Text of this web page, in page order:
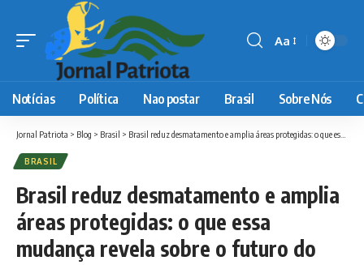
Font
Aa
Notícias Política Nao postar Brasil Sobre Nós
Jornal Patriota > Blog > Brasil > Brasil reduz desmatamento e amplia áreas protegidas: o que essa mudança revela sobre o futuro do país?
BRASIL
Brasil reduz desmatamento e amplia
áreas protegidas: o que essa
mudança revela sobre o futuro do